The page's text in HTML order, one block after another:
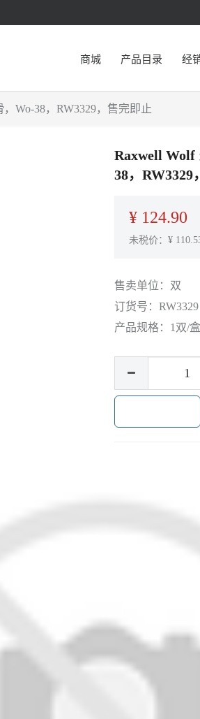
商城 产品目录 经
Wo-38，RW3329，售完即止
Raxwell Wolf
38，RW3329
¥ 124.90
未税价：¥
售卖单位： 双
订货号： RW3329
产品规格： 1双/